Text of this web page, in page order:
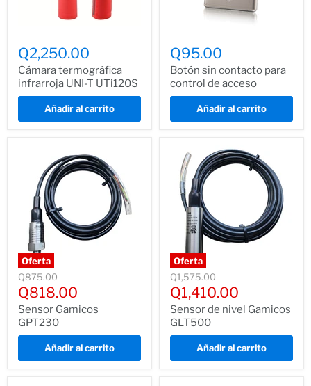
Q2,250.00
Cámara termográfica
infrarroja UNI-T UTi120S
Añadir al carrito
Q95.00
Botón sin contacto para
control de acceso
Añadir al carrito
Oferta
Precio
normal
Q875.00
Precio
actual
Q818.00
Sensor Gamicos
GPT230
Añadir al carrito
Oferta
Precio
normal
Q1,575.00
Precio
actual
Q1,410.00
Sensor de nivel Gamicos
GLT500
Añadir al carrito